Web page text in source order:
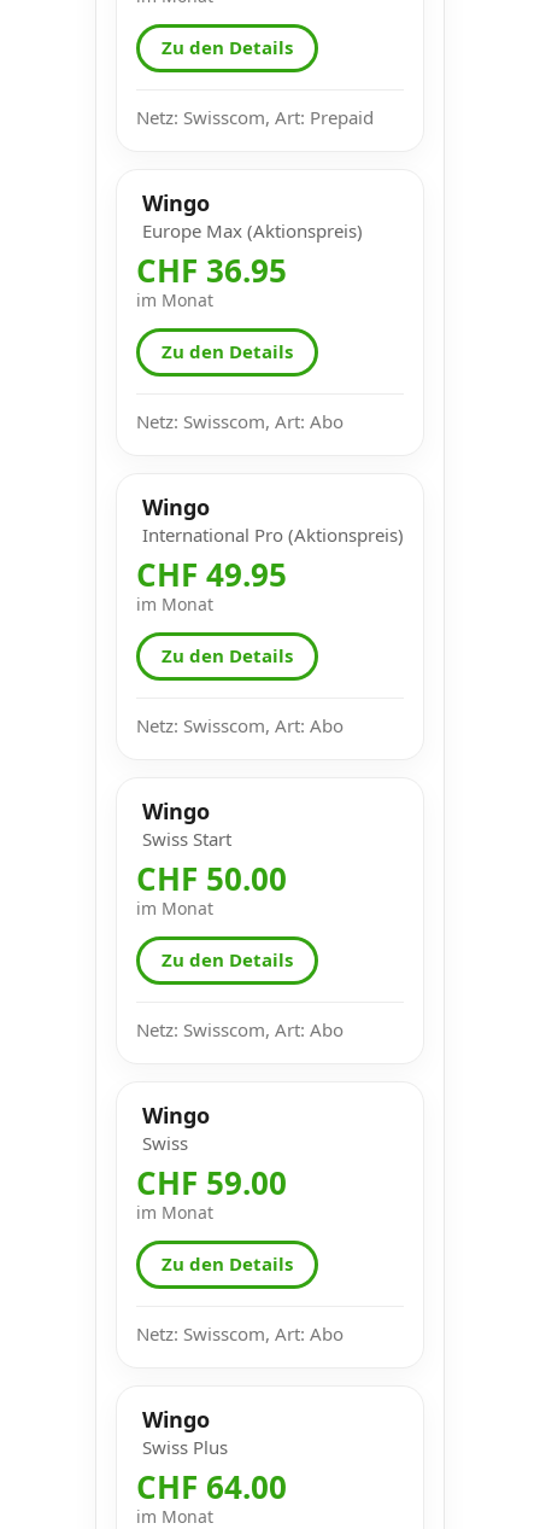
Zu den Details
Netz: Swisscom, Art: Prepaid
Wingo
Europe Max (Aktionspreis)
CHF 36.95
im Monat
Zu den Details
Netz: Swisscom, Art: Abo
Wingo
International Pro (Aktionspreis)
CHF 49.95
im Monat
Zu den Details
Netz: Swisscom, Art: Abo
Wingo
Swiss Start
CHF 50.00
im Monat
Zu den Details
Netz: Swisscom, Art: Abo
Wingo
Swiss
CHF 59.00
im Monat
Zu den Details
Netz: Swisscom, Art: Abo
Wingo
Swiss Plus
CHF 64.00
im Monat